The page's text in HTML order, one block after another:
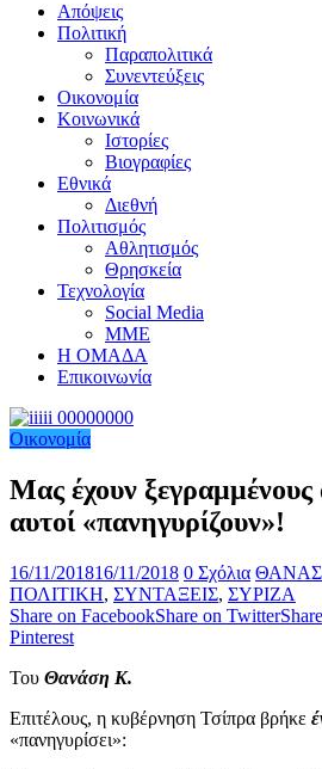
Απόψεις
Πολιτική
Παραπολιτικά
Συνεντεύξεις
Οικονομία
Κοινωνικά
Ιστορίες
Βιογραφίες
Εθνικά
Διεθνή
Πολιτισμός
Αθλητισμός
Θρησκεία
Τεχνολογία
Social Media
ΜΜΕ
Η ΟΜΑΔΑ
Επικοινωνία
Οικονομία
Μας έχουν ξεγραμμένους
αυτοί «πανηγυρίζουν»!
16/11/201816/11/2018 0 Σχόλια
ΠΟΛΙΤΙΚΗ, ΣΥΝΤΑΞΕΙΣ, ΣΥΡΙΖΑ
Share on FacebookShare on Twitter
Pinterest
Του Θανάση Κ.
Επιτέλους, η κυβέρνηση Τσίπρα βρήκε
«πανηγυρίσει»: